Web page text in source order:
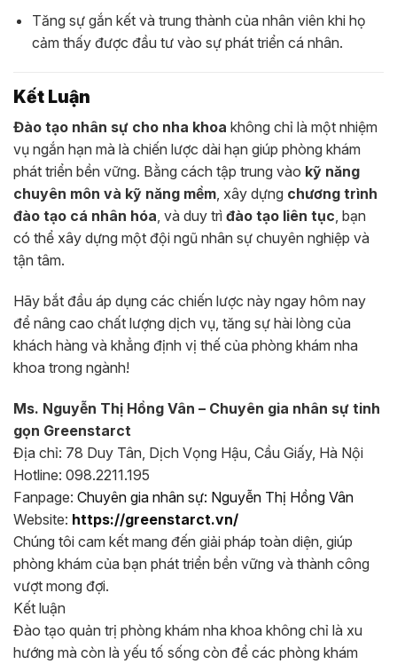
Tăng sự gắn kết và trung thành của nhân viên khi họ
cảm thấy được đầu tư vào sự phát triển cá nhân.
Kết Luận
Đào tạo nhân sự cho nha khoa không chỉ là một nhiệm
vụ ngắn hạn mà là chiến lược dài hạn giúp phòng khám
phát triển bền vững. Bằng cách tập trung vào kỹ năng
chuyên môn và kỹ năng mềm, xây dựng chương trình
đào tạo cá nhân hóa, và duy trì đào tạo liên tục, bạn
có thể xây dựng một đội ngũ nhân sự chuyên nghiệp và
tận tâm.
Hãy bắt đầu áp dụng các chiến lược này ngay hôm nay
để nâng cao chất lượng dịch vụ, tăng sự hài lòng của
khách hàng và khẳng định vị thế của phòng khám nha
khoa trong ngành!
Ms. Nguyễn Thị Hồng Vân – Chuyên gia nhân sự tinh
gọn Greenstarct
Địa chỉ: 78 Duy Tân, Dịch Vọng Hậu, Cầu Giấy, Hà Nội
Hotline: 098.2211.195
Fanpage: Chuyên gia nhân sự: Nguyễn Thị Hồng Vân
Website: https://greenstarct.vn/
Chúng tôi cam kết mang đến giải pháp toàn diện, giúp
phòng khám của bạn phát triển bền vững và thành công
vượt mong đợi.
Kết luận
Đào tạo quản trị phòng khám nha khoa không chỉ là xu
hướng mà còn là yếu tố sống còn để các phòng khám